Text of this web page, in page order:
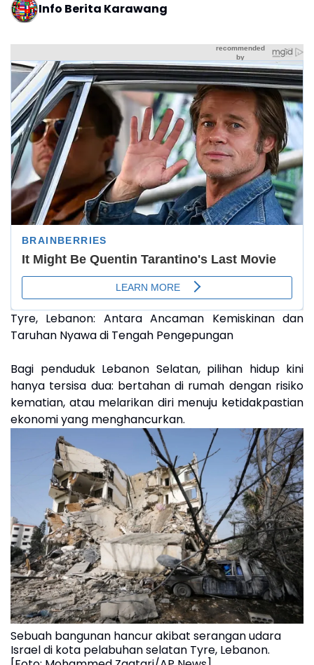
Info Berita Karawang
Tyre, Lebanon: Antara Ancaman Kemiskinan dan
Taruhan Nyawa di Tengah Pengepungan
Bagi penduduk Lebanon Selatan, pilihan hidup kini
hanya tersisa dua: bertahan di rumah dengan risiko
kematian, atau melarikan diri menuju ketidakpastian
ekonomi yang menghancurkan.
Sebuah bangunan hancur akibat serangan udara
Israel di kota pelabuhan selatan Tyre, Lebanon.